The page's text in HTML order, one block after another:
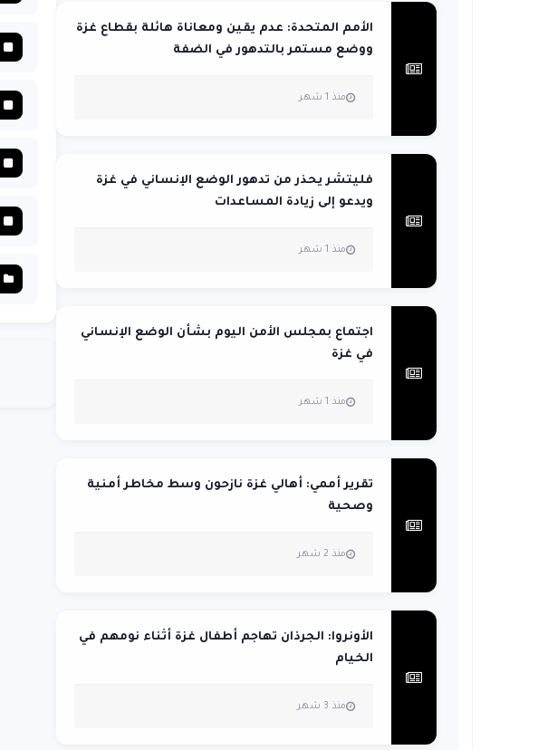
الأمم المتحدة: عدم يقين ومعاناة هائلة بقطاع غزة
ووضع مستمر بالتدهور في الضفة
منذ 1 شهر
فليتشر يحذر من تدهور الوضع الإنساني في غزة
ويدعو إلى زيادة المساعدات
منذ 1 شهر
اجتماع بمجلس الأمن اليوم بشأن الوضع الإنساني
في غزة
منذ 1 شهر
تقرير أممي: أهالي غزة نازحون وسط مخاطر أمنية
وصحية
منذ 2 شهر
الأونروا: الجرذان تهاجم أطفال غزة أثناء نومهم في
الخيام
منذ 3 شهر